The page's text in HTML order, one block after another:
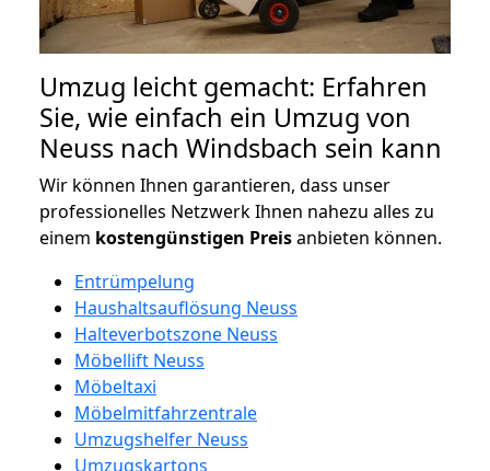
Umzug leicht gemacht: Erfahren
Sie, wie einfach ein Umzug von
Neuss nach Windsbach sein kann
Wir können Ihnen garantieren, dass unser
professionelles Netzwerk Ihnen nahezu alles zu
einem kostengünstigen Preisanbieten können.
Entrümpelung
Haushaltsauflösung Neuss
Halteverbotszone Neuss
Möbellift Neuss
Möbeltaxi
Möbelmitfahrzentrale
Umzugshelfer Neuss
Umzugskartons